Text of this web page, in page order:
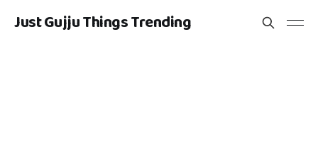
Just Gujju Things Trending